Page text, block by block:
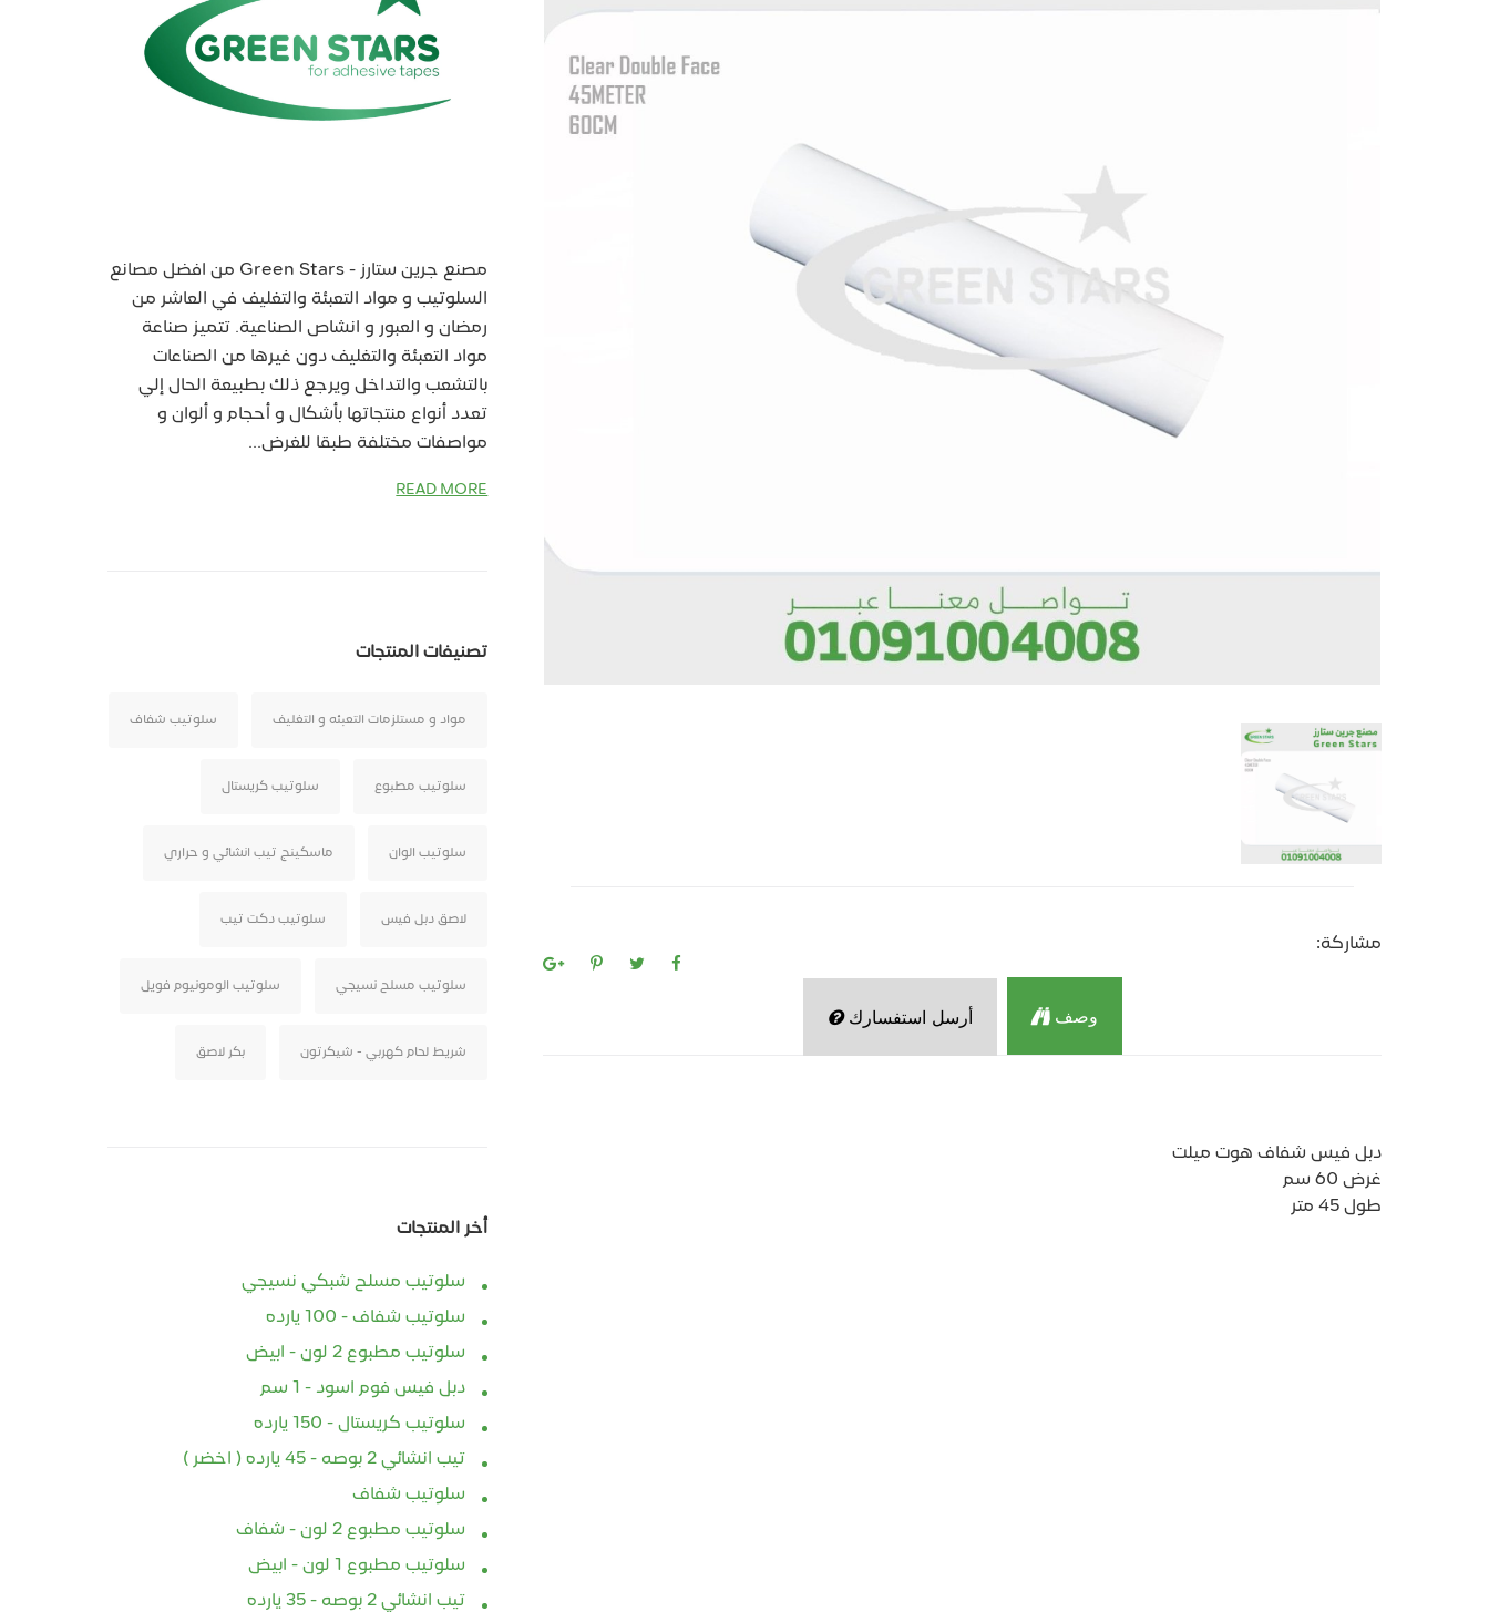
مشاركة:
وصف أرسل استفسارك
دبل فيس شفاف هوت ميلت
غرض 60 سم
طول 45 متر
مصنع جرين ستارز - Green Stars من افضل مصانع
السلوتيب و مواد التعبئة والتغليف في العاشر من
رمضان و العبور و انشاص الصناعية. تتميز صناعة
مواد التعبئة والتغليف دون غيرها من الصناعات
بالتشعب والتداخل ويرجع ذلك بطبيعة الحال إلي
تعدد أنواع منتجاتها بأشكال و أحجام و ألوان و
مواصفات مختلفة طبقا للغرض...
READ MORE
تصنيفات المنتجات
مواد و مستلزمات التعبئه و التغليف سلوتيب شفاف
سلوتيب مطبوع سلوتيب كريستال
سلوتيب الوان ماسكينج تيب انشائي و حراري
لاصق دبل فيس سلوتيب دكت تيب
سلوتيب مسلح نسيجي سلوتيب الومونيوم فويل
شريط لحام كهربي - شيكرتون بكر لاصق
أخر المنتجات
سلوتيب مسلح شبكي نسيجي
سلوتيب شفاف - 100 يارده
سلوتيب مطبوع 2 لون - ابيض
دبل فيس فوم اسود - 1 سم
سلوتيب كريستال - 150 يارده
تيب انشائي 2 بوصه - 45 يارده ( اخضر )
سلوتيب شفاف
سلوتيب مطبوع 2 لون - شفاف
سلوتيب مطبوع 1 لون - ابيض
تيب انشائي 2 بوصه - 35 يارده